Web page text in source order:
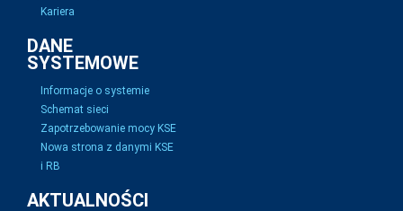
Kariera
DANE
SYSTEMOWE
Informacje o systemie
Schemat sieci
Zapotrzebowanie mocy KSE
Nowa strona z danymi KSE
i RB
AKTUALNOŚCI